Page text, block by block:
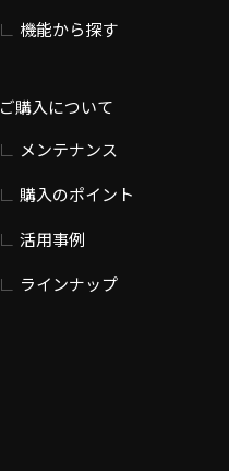
機能から探す
ご購入について
メンテナンス
購入のポイント
活用事例
ラインナップ